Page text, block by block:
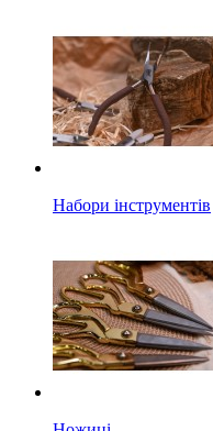
Набори інструментів